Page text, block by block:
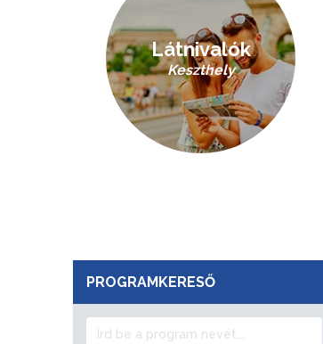
Látnivalók
Keszthely
PROGRAMKERESŐ